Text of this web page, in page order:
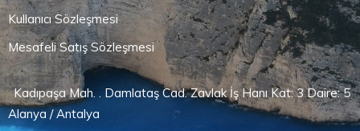
Kullanıcı Sözleşmesi
Mesafeli Satış Sözleşmesi
Kadıpaşa Mah. . Damlataş Cad. Zavlak İş Hanı Kat: 3 Daire: 5
Alanya / Antalya